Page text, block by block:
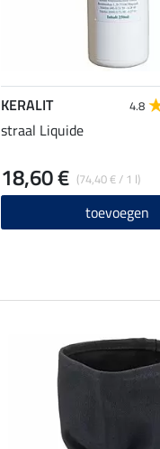
KERALIT 4.8
straal Liquide
(74,40 € / 1 l)
18,60 €
toevoegen